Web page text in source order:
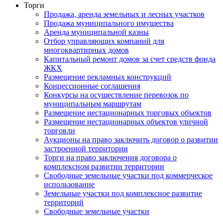
Торги
Продажа, аренда земельных и лесных участков
Продажа муниципального имущества
Аренда муниципальной казны
Отбор управляющих компаний для
многоквартирных домов
Капитальный ремонт домов за счет средств фонда
ЖКХ
Размещение рекламных конструкций
Концессионные соглашения
Конкурсы на осуществление перевозок по
муниципальным маршрутам
Размещение нестационарных торговых объектов
Размещение нестационарных объектов уличной
торговли
Аукционы на право заключить договор о развитии
застроенной территории
Торги на право заключения договора о
комплексном развитии территории
Свободные земельные участки под коммерческое
использование
Земельные участки под комплексное развитие
территорий
Свободные земельные участки